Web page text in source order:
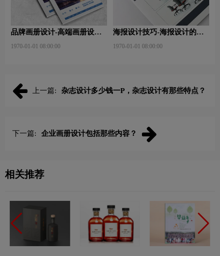
品牌画册设计-高端画册设计
1970-01-01 08:00:00
海报设计技巧-海报设计的构
1970-01-01 08:00:00
上一篇: 杂志设计多少钱一P，杂志设计有那些特点？
下一篇: 企业画册设计包括那些内容？
相关推荐